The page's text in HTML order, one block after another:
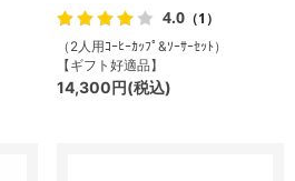
4.0 （1）
（2人用ｺｰﾋｰｶｯﾌﾟ&ｿｰｻｰｾｯﾄ）
【ギフト好適品】
14,300円(税込)